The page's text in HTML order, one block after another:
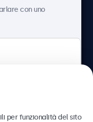
con uno
per funzionalità del sito